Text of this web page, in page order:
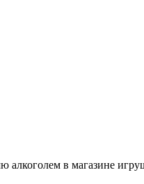
алкоголем в магазине